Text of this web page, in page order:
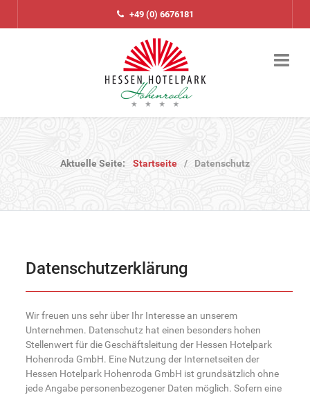
+49 (0) 6676181
Aktuelle Seite: Startseite Datenschutz
Datenschutzerklärung
Wir freuen uns sehr über Ihr Interesse an unserem
Unternehmen. Datenschutz hat einen besonders hohen
Stellenwert für die Geschäftsleitung der Hessen Hotelpark
Hohenroda GmbH. Eine Nutzung der Internetseiten der
Hessen Hotelpark Hohenroda GmbH ist grundsätzlich ohne
jede Angabe personenbezogener Daten möglich. Sofern eine